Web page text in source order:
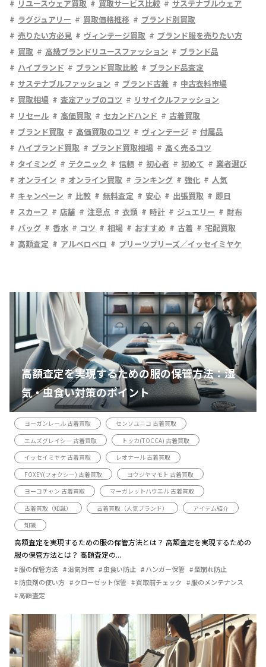
リユースウェア買取 買取サービス比較
サステナブルウェア
ラグジュアリー
買取価格推移
ブランド別買取
売りたい方必見
ヴィンテージ買取
ブランド服を売りたい方
買取
高級ブランドリユースファッション
ブランド品
ハイブランド
ブランド買取比較
ブランド品査定
サステナブルファッション
ブランド古着
中古衣料市場
買取相場
査定アップのコツ
リサイクルファッション
リセール
高価買取 セカンドハンド
古着買取
ブランド買取
高価買取のコツ ヴィンテージ
付属品
ハイブランド買取
ブランド買取相場
高く売るコツ
タイミング
テクニック 信頼 初心者 初めて
業者選び
オンライン
オンライン買取 ランキング 強化
人気
キャンペーン
比較 無料査定 安心 出張買取
即日
スカーフ
店舗 注意点 衣類 時計 ジュエリー
財布
バッグ
香水 コツ 相場 おすすめ 古着
宅配買取
高額査定
アルベロベロ プリーツプリーズ／イッセイミヤケ
高額査定を実現するための服の保管方法：湿
気・虫食い対策のポイント
ヨーガンレール 古着買取
センソユニコ 古着買取
エムズグレイシー 古着買取
トッカ(TOCCA) 古着買取
イッセイミヤケ 古着買取
レオナール 古着買取
FOXEY(フォクシー) 古着買取
ヨウジヤマモト 古着買取
ヨーコチャン 古着買取
マーガレットハウエル 古着買取
古着買取（知識）
古着買取（人気ブランド）
アイテム紹介
知識
高額査定を実現するための服の保管方法とは？ 高額査定を実現するための
服の保管方法とは？ 高額査定の...
服の保管方法 湿気対策 虫食い防止 ハンガー保管
型崩れ防止
防虫剤の使い方
クローゼット保管 買取前チェック
服のメンテナンス
高額査定